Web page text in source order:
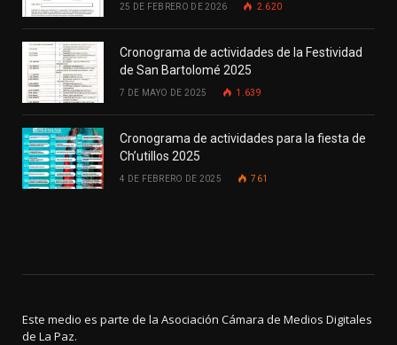
25 DE FEBRERO DE 2026 2.620
Cronograma de actividades de la Festividad
de San Bartolomé 2025
7 DE MAYO DE 2025 1.639
Cronograma de actividades para la fiesta de
Ch’utillos 2025
4 DE FEBRERO DE 2025 761
Este medio es parte de la Asociación Cámara de Medios Digitales
de La Paz.